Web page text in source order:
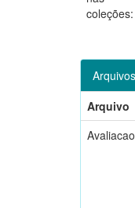
coleções:
Arquivo